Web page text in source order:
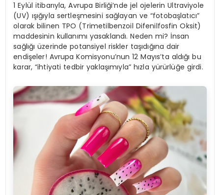
1 Eylül itibarıyla, Avrupa Birliği’nde jel ojelerin Ultraviyole
(UV) ışığıyla sertleşmesini sağlayan ve “fotobaşlatıcı”
olarak bilinen TPO (Trimetilbenzoil Difenilfosfin Oksit)
maddesinin kullanımı yasaklandı. Neden mi? İnsan
sağlığı üzerinde potansiyel riskler taşıdığına dair
endişeler! Avrupa Komisyonu’nun 12 Mayıs’ta aldığı bu
karar, “ihtiyati tedbir yaklaşımıyla” hızla yürürlüğe girdi.